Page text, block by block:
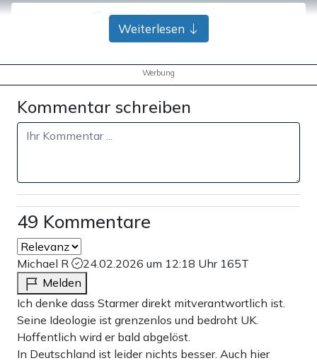
Bank-Überweisung
Weiterlesen
Werbung
Kommentar schreiben
49 Kommentare
Michael R 24.02.2026 um 12:18 Uhr 165T
Melden
Ich denke dass Starmer direkt mitverantwortlich ist.
Seine Ideologie ist grenzenlos und bedroht UK.
Hoffentlich wird er bald abgelöst.
In Deutschland ist leider nichts besser. Auch hier